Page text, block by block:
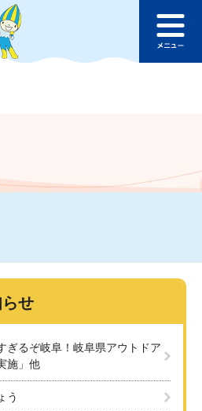
ページの本文へ
ュ
せ
ぎるぞ岐阜！岐阜県アウトドア
施」他
う